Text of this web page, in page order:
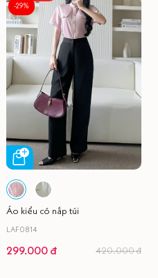
-29%
Áo kiểu có nắp túi
LAF0814
299.000 đ 420.000 đ